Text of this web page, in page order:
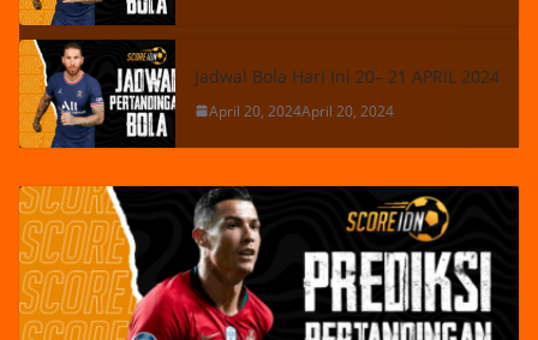
Jadwal Bola Hari Ini 20– 21 APRIL 2024
April 20, 2024April 20, 2024